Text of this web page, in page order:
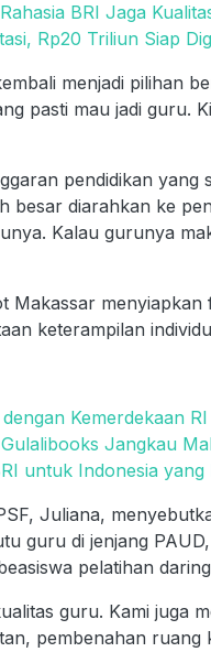
BRI Jaga
Rp20 Triliun Siap
menjadi pilihan
pasti mau jadi guru.
pendidikan yang
besar diarahkan ke
Kalau gurunya
Makassar
keterampilan
Kemerdekaan RI
Jangkau
untuk Indonesia yang
Juliana,
guru di jenjang
pelatihan
guru. Kami juga
pembenahan